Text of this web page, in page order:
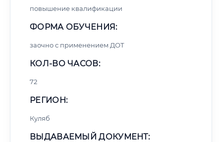
повышение квалификации
ФОРМА ОБУЧЕНИЯ:
заочно с применением ДОТ
КОЛ-ВО ЧАСОВ:
72
РЕГИОН:
Куляб
ВЫДАВАЕМЫЙ ДОКУМЕНТ: